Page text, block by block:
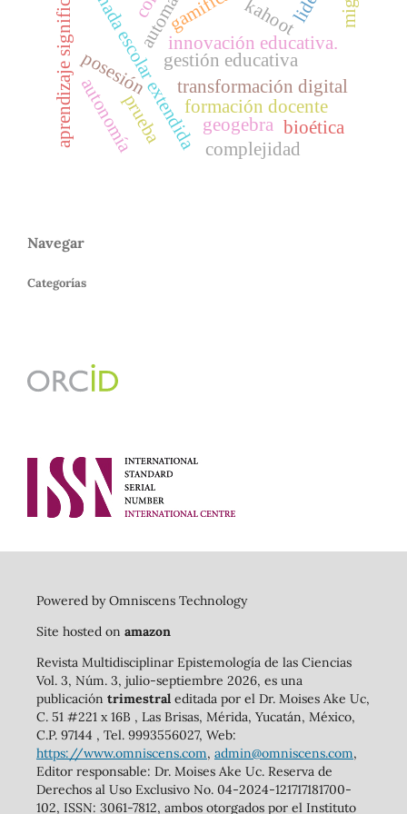
gestión educativa
jornada escolar extendidatransformación digital
innovación educativa.
aprendizaje significativo formación docente
kahoot
posesión
prueba geogebra
complejidad
autonomía bioética
Navegar
Categorías
Powered by Omniscens Technology
Site hosted on amazon
Revista Multidisciplinar Epistemología de las Ciencias
Vol. 3, Núm. 3, julio-septiembre 2026, es una
publicación trimestraleditada por el Dr. Moises Ake Uc,
C. 51 #221 x 16B , Las Brisas, Mérida, Yucatán, México,
C.P. 97144 , Tel. 9993556027, Web:
https://www.omniscens.com, admin@omniscens.com,
Editor responsable: Dr. Moises Ake Uc. Reserva de
Derechos al Uso Exclusivo No. 04-2024-121717181700-
102, ISSN: 3061-7812, ambos otorgados por el Instituto